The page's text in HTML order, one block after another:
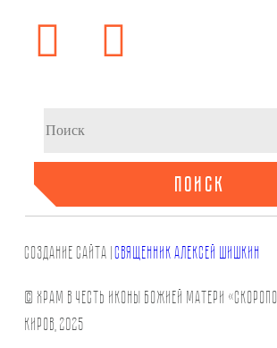
ПОИСК
СОЗДАНИЕ САЙТа |СВЯЩЕННИК АЛЕКСЕЙ ШИШКИН
© Храм в честь иконы Божией Матери
Киров, 2025